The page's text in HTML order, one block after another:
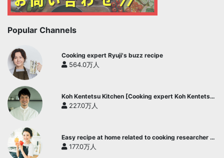
Popular Channels
Cooking expert Ryuji's buzz recipe
564.0万人
Koh Kentetsu Kitchen [Cooking expert Koh Kentetsu
official channel]
227.0万人
Easy recipe at home related to cooking researcher /
Yukari's Kitchen
177.0万人